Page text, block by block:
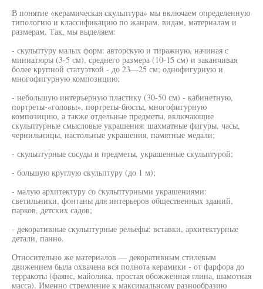
В понятие «керамическая скульптура» мы включаем определенную
типологию и классификацию по жанрам, видам, материалам и
размерам. Так, мы выделяем:
- скульптуру малых форм: авторскую и тиражную, начиная с
миниатюры (3-5 см), среднего размера (10-15 см) и заканчивая
более крупной статуэткой - до 23—25 см; однофигурную и
многофигурную композицию;
- небольшую интеръерную пластику (30-50 см) - кабинетную,
портреты-«головы», портреты-бюсты, многофигурную
композицию, а также отдельные предметы, включающие
скульптурные смысловые украшения: шахматные фигуры, часы,
чернильницы, настольные украшения, памятные медали;
- скульптурные сосуды и предметы, украшенные скульптурой;
- большую круглую скульптуру (до 1 м);
- малую архитектуру со скульптурными украшениями:
светильники, фонтаны для интерьеров общественных зданий,
парков, детских садов;
- декоративные скульптурные рельефы: вставки, архитектурные
детали, панно.
Относительно же материалов — декоративным стилевым
движением была охвачена вся полнота керамики - от фарфора до
терракоты (фаянс, майолика, простая обожженная глина, шамотная
масса). Именно стремление к максимальному разнообразию